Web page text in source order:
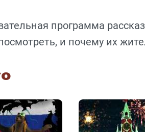
программа
и почему их